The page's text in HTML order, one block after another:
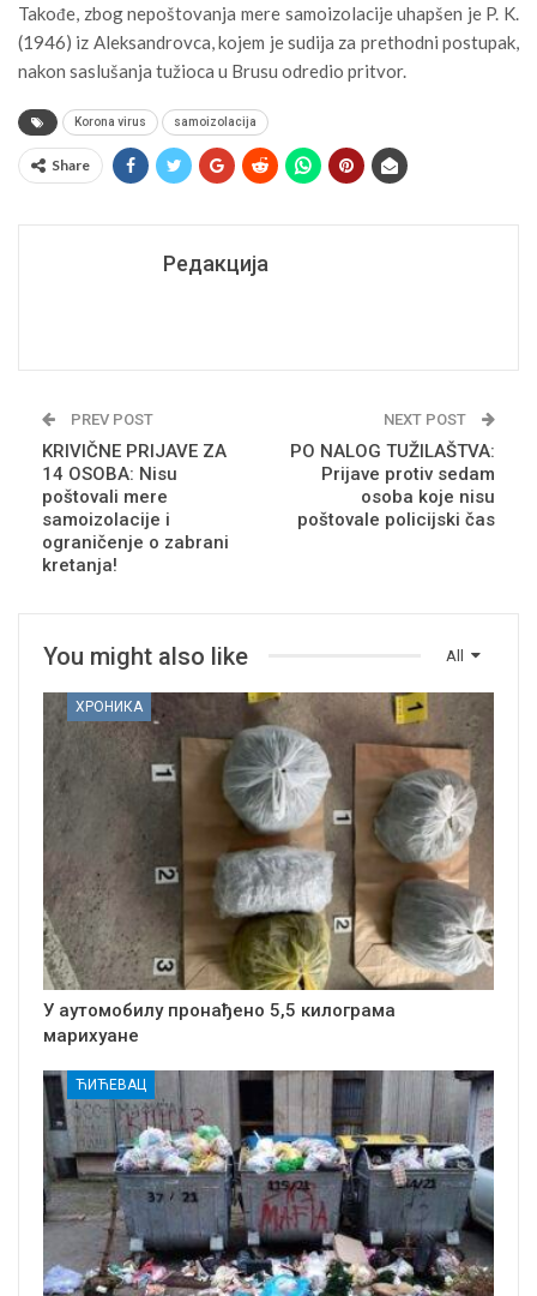
Takođe, zbog nepoštovanja mere samoizolacije uhapšen je P. K.
(1946) iz Aleksandrovca, kojem je sudija za prethodni postupak,
nakon saslušanja tužioca u Brusu odredio pritvor.
Korona virus samoizolacija
Share
Редакција
PREV POST
KRIVIČNE PRIJAVE ZA
14 OSOBA: Nisu
poštovali mere
samoizolacije i
ograničenje o zabrani
kretanja!
NEXT POST
PO NALOG TUŽILAŠTVA:
Prijave protiv sedam
osoba koje nisu
poštovale policijski čas
All
You might also like
ХРОНИКА
У аутомобилу пронађено 5,5 килограма
марихуане
ЋИЋЕВАЦ